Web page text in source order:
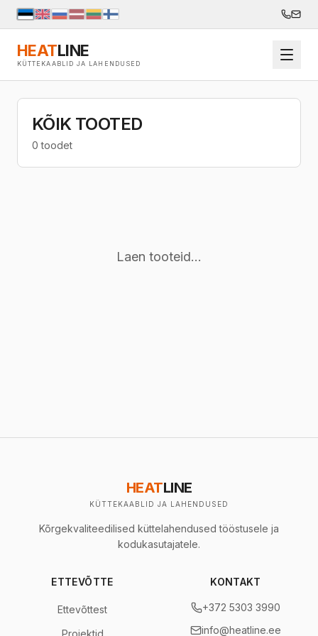
HEATLINE
KÜTTEKAABLID JA LAHENDUSED
KÕIK TOOTED
0 toodet
Laen tooteid...
HEATLINE
KÜTTEKAABLID JA LAHENDUSED
Kõrgekvaliteedilised küttelahendused tööstusele ja
kodukasutajatele.
ETTEVÕTTE
Ettevõttest
Projektid
KONTAKT
+372 5303 3990
info@heatline.ee